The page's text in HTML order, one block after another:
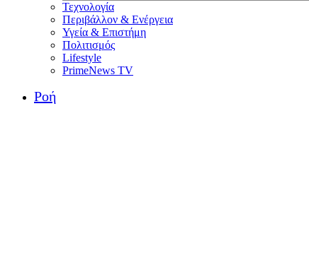
Τεχνολογία
Περιβάλλον & Ενέργεια
Υγεία & Επιστήμη
Πολιτισμός
Lifestyle
PrimeNews TV
Ροή